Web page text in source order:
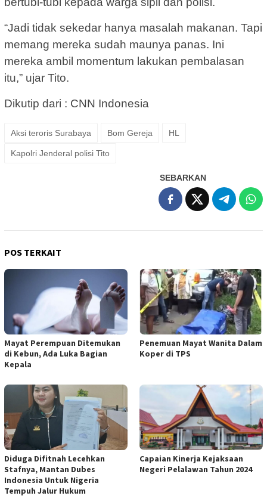
“Jadi tidak sekedar hanya masalah makanan. Tapi
memang mereka sudah maunya panas. Ini
mereka ambil momentum lakukan pembalasan
itu,” ujar Tito.
Dikutip dari : CNN Indonesia
Aksi teroris Surabaya Bom Gereja HL
Kapolri Jenderal polisi Tito
SEBARKAN
POS TERKAIT
Mayat Perempuan Ditemukan
di Kebun, Ada Luka Bagian
Kepala
Penemuan Mayat Wanita Dalam
Koper di TPS
Diduga Difitnah Lecehkan
Stafnya, Mantan Dubes
Indonesia Untuk Nigeria
Tempuh Jalur Hukum
Capaian Kinerja Kejaksaan
Negeri Pelalawan Tahun 2024